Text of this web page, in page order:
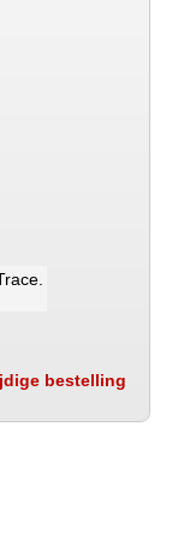
bestelling